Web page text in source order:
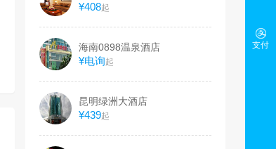
¥408起
海南0898温泉酒店
¥电询起
昆明绿洲大酒店
¥439起
支付